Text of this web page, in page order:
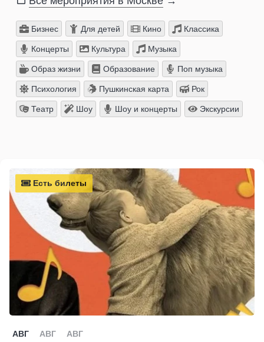
Бизнес Для детей Кино Классика
Концерты Культура Музыка
Образ жизни Образование Поп музыка
Психология Пушкинская карта Рок
Театр Шоу Шоу и концерты Экскурсии
Есть билеты
АВГ АВГ АВГ